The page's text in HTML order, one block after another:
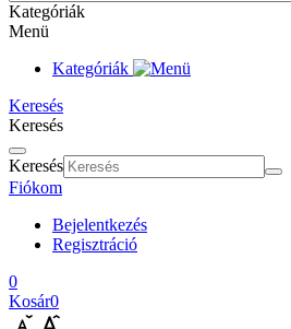
Kategóriák
Menü
Kategóriák
Keresés
Keresés
Keresés
Fiókom
Bejelentkezés
Regisztráció
0
Kosár0